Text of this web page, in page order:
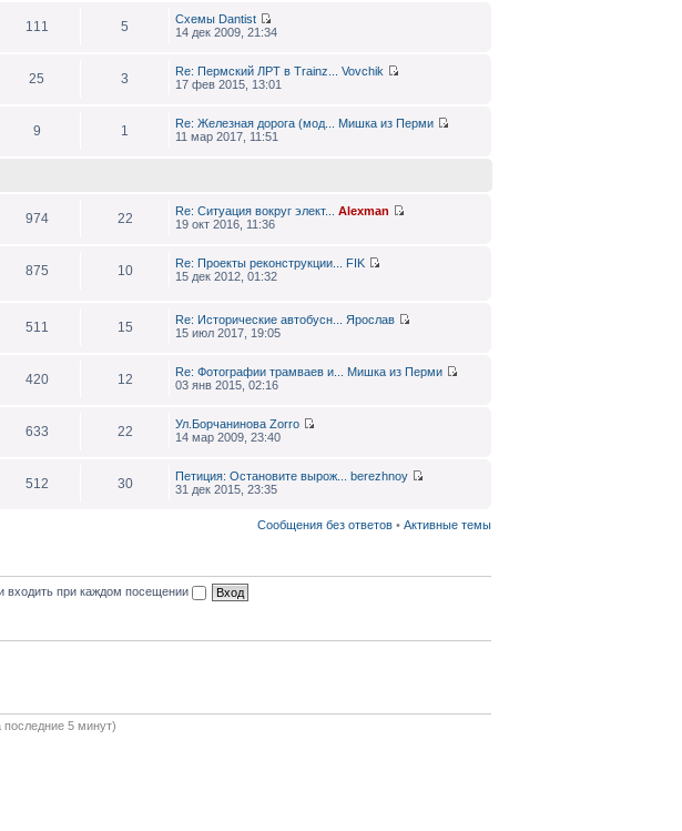
111 5 Схемы Dantist
14 дек 2009, 21:34
25 3 Re: Пермский ЛРТ в Trainz...
Vovchik
17 фев 2015, 13:01
9 1 Re: Железная дорога (мод...
Мишка из Перми
11 мар 2017, 11:51
974 22 Re: Ситуация вокруг элект...
Alexman
19 окт 2016, 11:36
875 10 Re: Проекты реконструкции...
FIK
15 дек 2012, 01:32
511 15 Re: Исторические автобусн...
Ярослав
15 июл 2017, 19:05
420 12 Re: Фотографии трамваев и...
Мишка из Перми
03 янв 2015, 02:16
633 22 Ул.Борчанинова Zorro
14 мар 2009, 23:40
512 30 Петиция: Остановите вырож...
berezhnoy
31 дек 2015, 23:35
Сообщения без ответов • Активные темы
входить при каждом посещении
последние 5 минут)